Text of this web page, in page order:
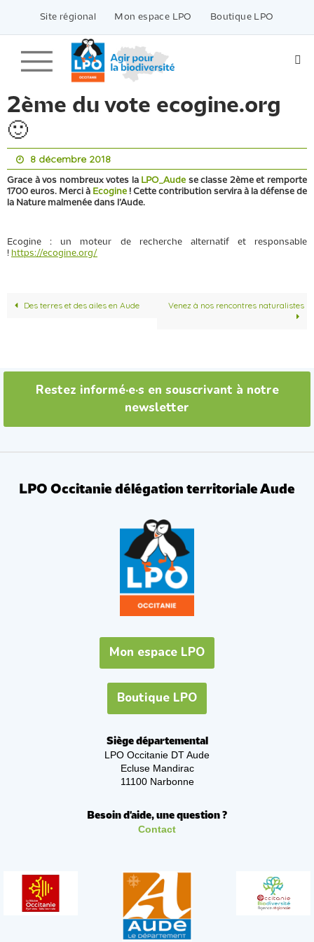
contenu
Site régional Mon espace LPO Boutique LPO
2ème du vote ecogine.org
🙂
8 décembre 2018
Grace à vos nombreux votes la LPO_Aude se classe 2ème et remporte
1700 euros. Merci à Ecogine ! Cette contribution servira à la défense de
la Nature malmenée dans l’Aude.
Ecogine : un moteur de recherche alternatif et responsable
! https://ecogine.org/
Des terres et des ailes en Aude Venez à nos rencontres naturalistes
Restez informé·e·s en souscrivant à notre
newsletter
LPO Occitanie délégation territoriale Aude
Mon espace LPO
Boutique LPO
Siège départemental
LPO Occitanie DT Aude
Ecluse Mandirac
11100 Narbonne
Besoin d'aide, une question ?
Contact